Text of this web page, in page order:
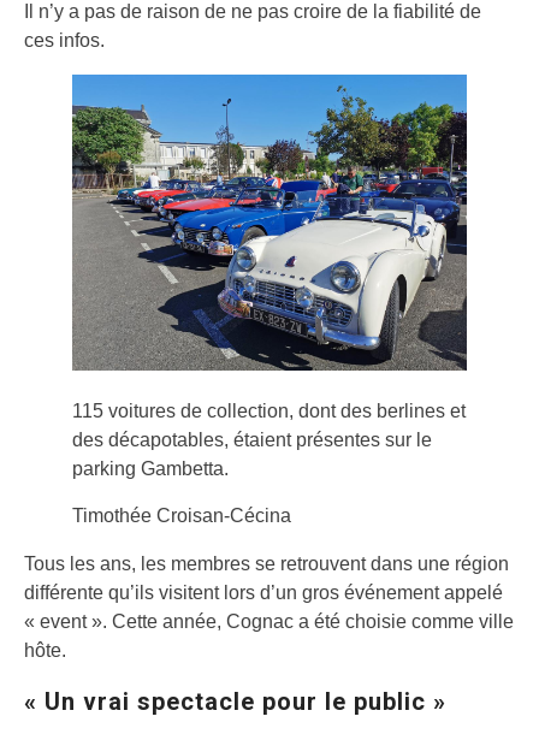
Il n’y a pas de raison de ne pas croire de la fiabilité de
ces infos.
115 voitures de collection, dont des berlines et
des décapotables, étaient présentes sur le
parking Gambetta.
Timothée Croisan-Cécina
Tous les ans, les membres se retrouvent dans une région
différente qu’ils visitent lors d’un gros événement appelé
« event ». Cette année, Cognac a été choisie comme ville
hôte.
« Un vrai spectacle pour le public »